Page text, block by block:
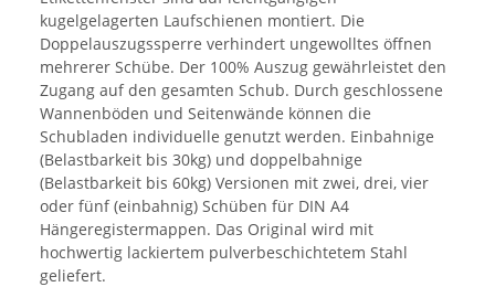
kugelgelagerten Laufschienen montiert. Die
Doppelauszugssperre verhindert ungewolltes öffnen
mehrerer Schübe. Der 100% Auszug gewährleistet den
Zugang auf den gesamten Schub. Durch geschlossene
Wannenböden und Seitenwände können die
Schubladen individuelle genutzt werden. Einbahnige
(Belastbarkeit bis 30kg) und doppelbahnige
(Belastbarkeit bis 60kg) Versionen mit zwei, drei, vier
oder fünf (einbahnig) Schüben für DIN A4
Hängeregistermappen. Das Original wird mit
hochwertig lackiertem pulverbeschichtetem Stahl
geliefert.